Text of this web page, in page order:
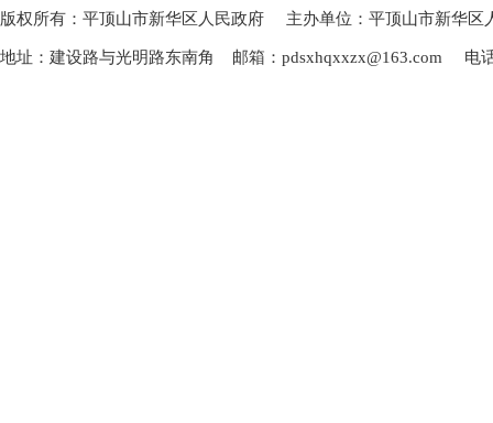
版权所有：平顶山市新华区人民政府 主办单位：平顶山市新华
地址：建设路与光明路东南角 邮箱：pdsxhqxxzx@163.com 电